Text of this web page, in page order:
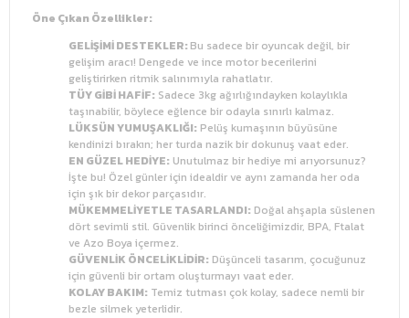
Öne Çıkan Özellikler:
GELİŞİMİ DESTEKLER: Bu sadece bir oyuncak değil, bir
gelişim aracı! Dengede ve ince motor becerilerini
geliştirirken ritmik salınımıyla rahatlatır.
TÜY GİBİ HAFİF: Sadece 3kg ağırlığındayken kolaylıkla
taşınabilir, böylece eğlence bir odayla sınırlı kalmaz.
LÜKSÜN YUMUŞAKLIĞI: Pelüş kumaşının büyüsüne
kendinizi bırakın; her turda nazik bir dokunuş vaat eder.
EN GÜZEL HEDİYE: Unutulmaz bir hediye mi arıyorsunuz?
İşte bu! Özel günler için idealdir ve aynı zamanda her oda
için şık bir dekor parçasıdır.
MÜKEMMELİYETLE TASARLANDI: Doğal ahşapla süslenen
dört sevimli stil. Güvenlik birinci önceliğimizdir, BPA, Ftalat
ve Azo Boya içermez.
GÜVENLİK ÖNCELİKLİDİR: Düşünceli tasarım, çocuğunuz
için güvenli bir ortam oluşturmayı vaat eder.
KOLAY BAKIM: Temiz tutması çok kolay, sadece nemli bir
bezle silmek yeterlidir.